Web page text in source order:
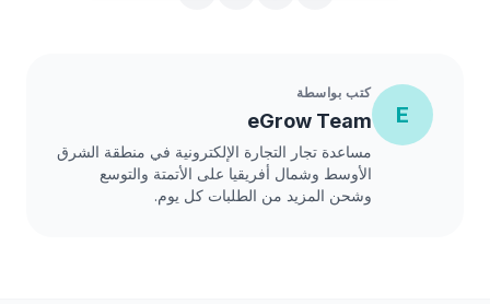
E
كتب بواسطة
eGrow Team
مساعدة تجار التجارة الإلكترونية في منطقة الشرق
الأوسط وشمال أفريقيا على الأتمتة والتوسع
وشحن المزيد من الطلبات كل يوم.